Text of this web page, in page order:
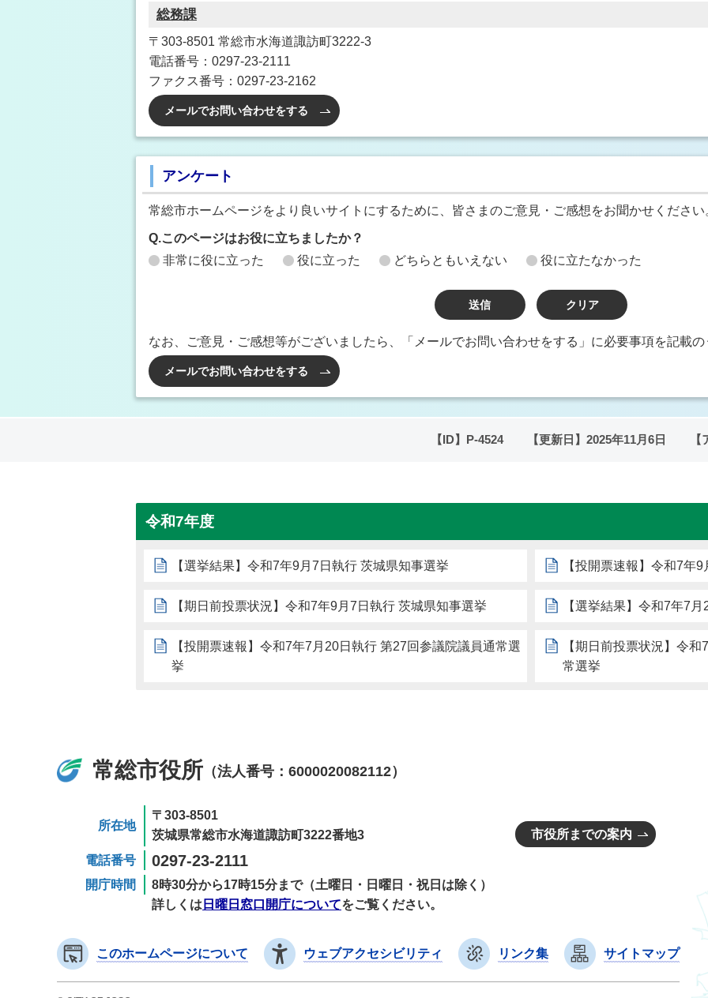
総務課
〒303-8501 常総市水海道諏訪町3222-3
電話番号：0297-23-2111
ファクス番号：0297-23-2162
メールでお問い合わせをする
アンケート
常総市ホームページをより良いサイトにするために、皆さまのご意見・ご感想をお聞かせください
Q.このページはお役に立ちましたか？
非常に役に立った
役に立った どちらともいえない 役に立たなかった
なお、ご意見・ご感想等がございましたら、「メールでお問い合わせをする」に必要事項を記載
メールでお問い合わせをする
【ID】 P-4524 【更新日】 2025年11月6日
令和7年度
【選挙結果】令和7年9月7日執行 茨城県知事選挙 【投開票速報】令和7年
【期日前投票状況】令和7年9月7日執行 茨城県知事選挙 【選挙結果】令和7年7
【投開票速報】令和7年7月20日執行 第27回参議院議員通常選
挙
【期日前投票状況】令
常選挙
常総市役所 （法人番号：6000020082112）
所在地
〒303-8501
茨城県常総市水海道諏訪町3222番地3
電話番号
0297-23-2111
開庁時間
8時30分から17時15分まで（土曜日・日曜日・祝日は除く）
詳しくは 日曜日窓口開庁についてをご覧ください。
市役所までの案内
このホームページについて ウェブアクセシビリティ リンク集 サイトマップ